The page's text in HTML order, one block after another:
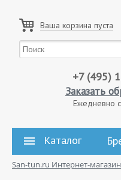
Ваша корзина пуста
+7 (495)
Заказать
Ежедневно
Каталог
San-tun.ru Интернет-